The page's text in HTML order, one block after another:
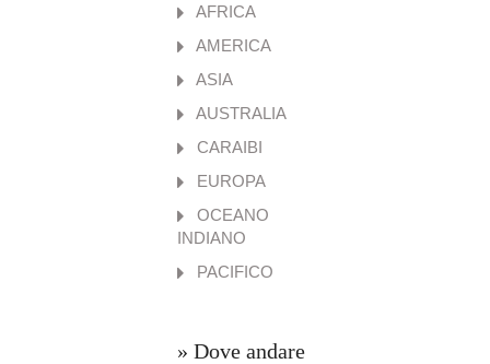
AFRICA
AMERICA
ASIA
AUSTRALIA
CARAIBI
EUROPA
OCEANO
INDIANO
PACIFICO
» Dove andare